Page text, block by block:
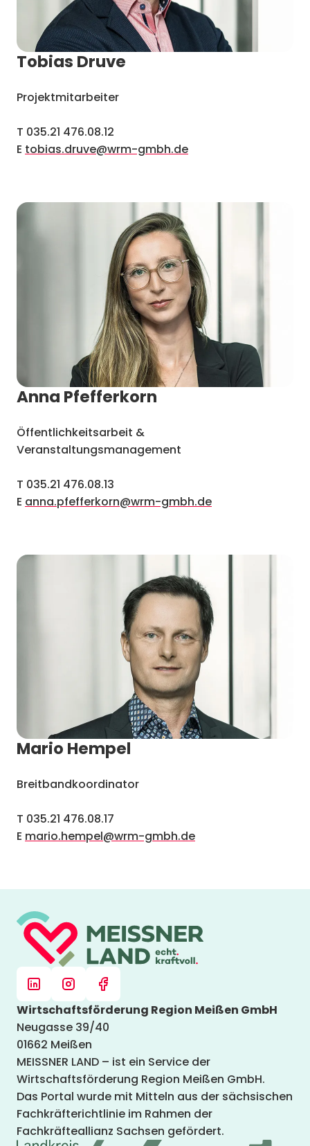
Tobias Druve
Projektmitarbeiter
T 035.21 476.08.12
E tobias.druve@wrm-gmbh.de
Anna Pfefferkorn
Öffentlichkeitsarbeit &
Veranstaltungsmanagement
T 035.21 476.08.13
E anna.pfefferkorn@wrm-gmbh.de
Mario Hempel
Breitbandkoordinator
T 035.21 476.08.17
E mario.hempel@wrm-gmbh.de
Wirtschaftsförderung Region Meißen GmbH
Neugasse 39/40
01662 Meißen
MEISSNER LAND – ist ein Service der
Wirtschaftsförderung Region Meißen GmbH.
Das Portal wurde mit Mitteln aus der sächsischen
Fachkräfterichtlinie im Rahmen der
Fachkräfteallianz Sachsen gefördert.